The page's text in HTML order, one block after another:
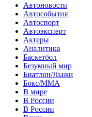
Автоновости
Автособытия
Автоспорт
Автоэксперт
Актеры
Аналитика
Баскетбол
Безумный мир
Биатлон/Лыжи
Бокс/MMA
В мире
В России
В России